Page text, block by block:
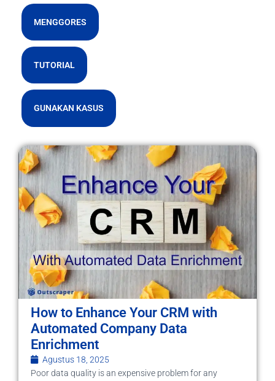
MENGGORES
TUTORIAL
GUNAKAN KASUS
How to Enhance Your CRM with
Automated Company Data
Enrichment
Agustus 18, 2025
Poor data quality is an expensive problem for any